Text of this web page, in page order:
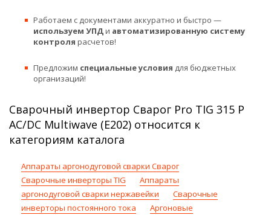
Работаем с документами аккуратно и быстро —
используем УПДи автоматизированную систему
контроля расчетов!
Предложим специальные условия для бюджетных
организаций!
Сварочный инвертор Сварог Pro TIG 315 P
AC/DC Multiwave (E202) относится к
категориям каталога
Аппараты аргонодуговой сварки Сварог
Сварочные инверторы TIG
Аппараты
аргонодуговой сварки нержавейки
Сварочные
инверторы постоянного тока
Аргоновые